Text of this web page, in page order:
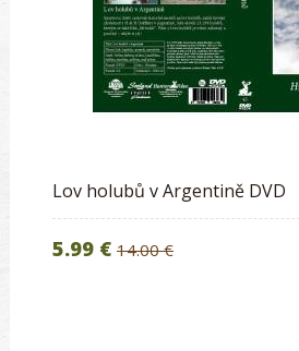
Lov holubů v Argentině DVD
5.99 € 14.00 €